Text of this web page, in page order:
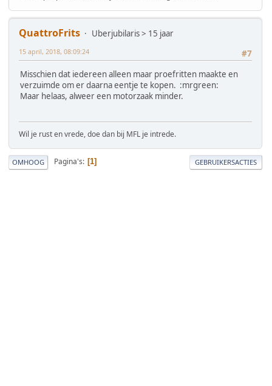
QuattroFrits
Uberjubilaris > 15 jaar
#7
15 april, 2018, 08:09:24
Misschien dat iedereen alleen maar proefritten maakte en
verzuimde om er daarna eentje te kopen. :mrgreen:
Maar helaas, alweer een motorzaak minder.
Wil je rust en vrede, doe dan bij MFL je intrede.
OMHOOG Pagina's 1 GEBRUIKERSACTIES